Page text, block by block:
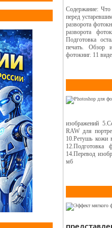
Содержание: Что
перед
разворота
разворота
Подготовка
печать. Обзор
фотокниг. 11
изображений
RAW для
10.Ретушь кожи
12.Подготовка
14.Перевод
мб